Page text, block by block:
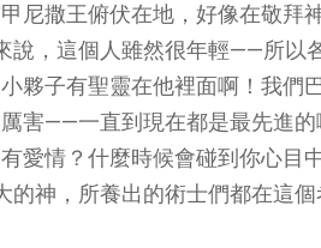
尼撒王俯伏在地，好像在敬拜
，這個人雖然很年輕——所以
夥子有聖靈在他裡面啊！我們
害——一直到現在都是最先進
愛情？什麼時候會碰到你心目
神，所養出的術士們都在這